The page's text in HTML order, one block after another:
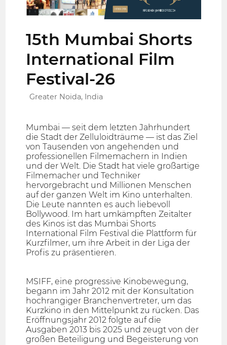
15th Mumbai Shorts
International Film
Festival-26
Greater Noida, India
Mumbai — seit dem letzten Jahrhundert
die Stadt der Zelluloidträume — ist das Ziel
von Tausenden von angehenden und
professionellen Filmemachern in Indien
und der Welt. Die Stadt hat viele großartige
Filmemacher und Techniker
hervorgebracht und Millionen Menschen
auf der ganzen Welt im Kino unterhalten.
Die Leute nannten es auch liebevoll
Bollywood. Im hart umkämpften Zeitalter
des Kinos ist das Mumbai Shorts
International Film Festival die Plattform für
Kurzfilmer, um ihre Arbeit in der Liga der
Profis zu präsentieren.
MSIFF, eine progressive Kinobewegung,
begann im Jahr 2012 mit der Konsultation
hochrangiger Branchenvertreter, um das
Kurzkino in den Mittelpunkt zu rücken. Das
Eröffnungsjahr 2012 folgte auf die
Ausgaben 2013 bis 2025 und zeugt von der
großen Beteiligung und Begeisterung von